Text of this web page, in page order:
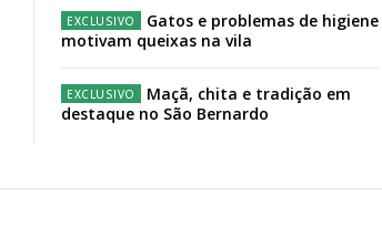
Gatos e problemas de higiene
motivam queixas na vila
Maçã, chita e tradição em
destaque no São Bernardo